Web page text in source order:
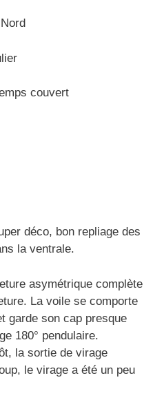
couvert
déco, bon repliage des
la ventrale.
asymétrique complète
La voile se comporte
garde son cap presque
180° pendulaire.
la sortie de virage
le virage a été un peu